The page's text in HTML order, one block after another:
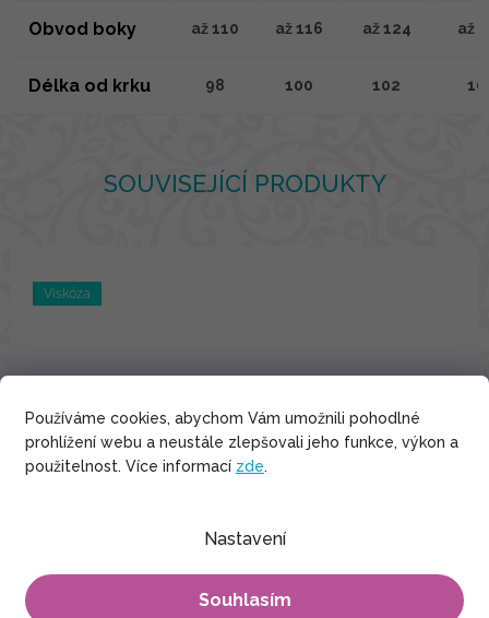
Používáme cookies, abychom Vám umožnili pohodlné
prohlížení webu a neustále zlepšovali jeho funkce, výkon a
použitelnost. Více informací zde.
Nastavení
Souhlasím
SOUVISEJÍCÍ PRODUKTY
Viskóza
Obvod boky až 110 až 116 až 124 až
Délka od krku 98 100 102